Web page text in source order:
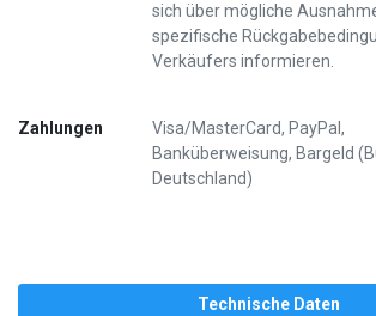
sich über mögliche
spezifische
Verkäufers informieren.
Zahlungen
Visa/MasterCard, PayPal,
Banküberweisung, Bargeld
Deutschland)
Technische Daten